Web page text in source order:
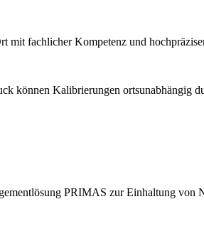
mit fachlicher Kompetenz und
können Kalibrierungen ortsunabhängig
PRIMAS zur Einhaltung von